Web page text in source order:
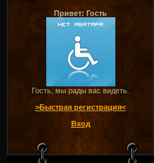
Привет: Гость
Гость, мы рады вас видеть.
>Быстрая регистрация<
Вход